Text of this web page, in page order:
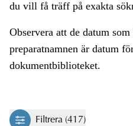
du vill få träff på exakta
Observera att de datum
preparatnamnen är datum
dokumentbiblioteket.
Filtrera (417)